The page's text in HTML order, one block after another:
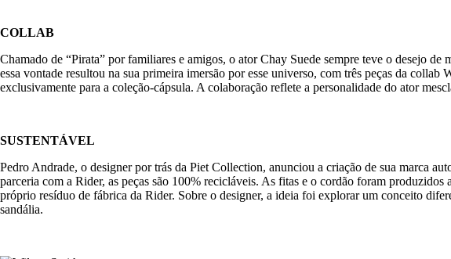
COLLAB
Chamado de “Pirata” por familiares e amigos, o ator Chay Suede sempre teve o desejo
essa vontade resultou na sua primeira imersão por esse universo, com três peças da
exclusivamente para a coleção-cápsula. A colaboração reflete a personalidade do ator
SUSTENTÁVEL
Pedro Andrade, o designer por trás da Piet Collection, anunciou a criação de sua marca
parceria com a Rider, as peças são 100% recicláveis. As fitas e o cordão foram
próprio resíduo de fábrica da Rider. Sobre o designer, a ideia foi explorar um conceito
sandália.